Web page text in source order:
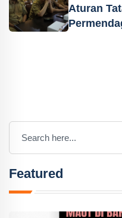
Aturan
Featured